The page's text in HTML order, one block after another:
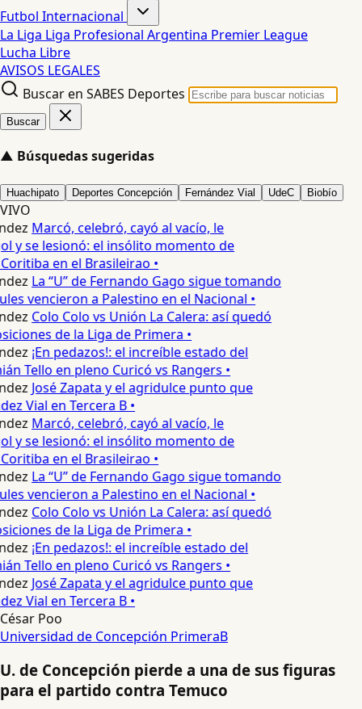
Futbol Internacional
La Liga Liga Profesional Argentina Premier League
Lucha Libre
AVISOS LEGALES
Buscar en SABES Deportes
Buscar
▲ Búsquedas sugeridas
Huachipato Deportes Concepción Fernández Vial UdeC Biobío
VIVO
Marcó, celebró, cayó al vacío, le
y se lesionó: el insólito momento de
en el Brasileirao •
La “U” de Fernando Gago sigue tomando
vencieron a Palestino en el Nacional •
Colo Colo vs Unión La Calera: así quedó
de la Liga de Primera •
¡En pedazos!: el increíble estado del
Tello en pleno Curicó vs Rangers •
José Zapata y el agridulce punto que
Vial en Tercera B •
Marcó, celebró, cayó al vacío, le
y se lesionó: el insólito momento de
en el Brasileirao •
La “U” de Fernando Gago sigue tomando
vencieron a Palestino en el Nacional •
Colo Colo vs Unión La Calera: así quedó
de la Liga de Primera •
¡En pedazos!: el increíble estado del
Tello en pleno Curicó vs Rangers •
José Zapata y el agridulce punto que
Vial en Tercera B •
César Poo
Universidad de Concepción PrimeraB
U. de Concepción pierde a una de sus figuras
para el partido contra Temuco